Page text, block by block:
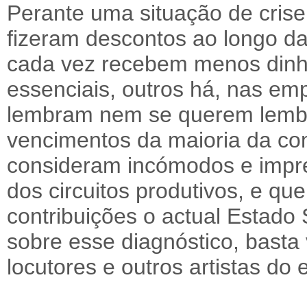
Perante uma situação de
fizeram descontos ao longo
cada vez recebem menos
essenciais, outros há, nas
lembram nem se querem
vencimentos da maioria da
consideram incómodos e
dos circuitos produtivos, e
contribuições o actual
sobre esse diagnóstico,
locutores e outros artistas do